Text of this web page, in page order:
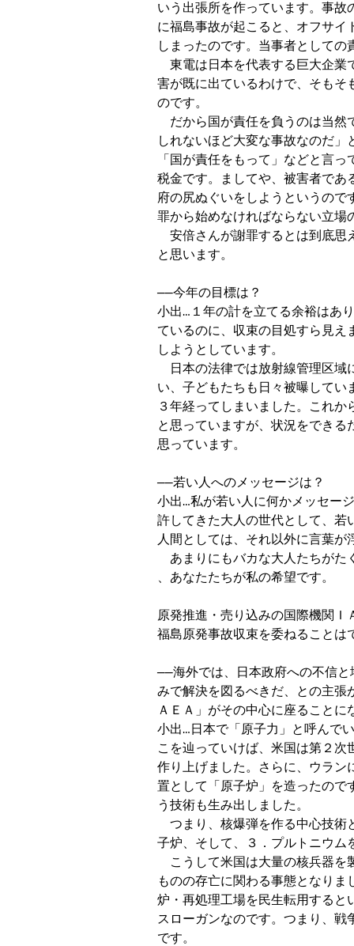
いう出張所を作っています。事
に福島事故が起こると、オフサ
しまったのです。当事者として
東電は日本を代表する巨大企業
害が既に出ているわけで、そもそ
のです。
だから国が責任を負うのは当然
しれないほど大変な事故なのだ
「国が責任をもって」などと言
税金です。ましてや、被害者であ
府の尻ぬぐいをしようというの
罪から始めなければならない立場
安倍さんが謝罪するとは到底思
と思います。
──今年の目標は？
小出…１年の計を立てる余裕はあ
ているのに、収束の目処すら見
しようとしています。
日本の法律では放射線管理区域
い、子どもたちも日々被曝して
３年経ってしまいました。これ
と思っていますが、状況をでき
思っています。
──若い人へのメッセージは？
小出…私が若い人に何かメッセー
許してきた大人の世代として、若
人間としては、それ以外に言葉が
あまりにもバカな大人たちがた
、あなたたちが私の希望です。
原発推進・売り込みの国際機関Ｉ
福島原発事故収束を委ねることは
──海外では、日本政府への不信
みで解決を図るべきだ、との主張
ＡＥＡ」がその中心に座ることに
小出…日本で「原子力」と呼んで
こを辿っていけば、米国は第２
作り上げました。さらに、ウラン
置として「原子炉」を造ったので
う技術も生み出しました。
つまり、核爆弾を作る中心技術
子炉、そして、３．プルトニウム
こうして米国は大量の核兵器を
ものの存亡に関わる事態となり
炉・再処理工場を民生転用すると
スローガンなのです。つまり、
です。